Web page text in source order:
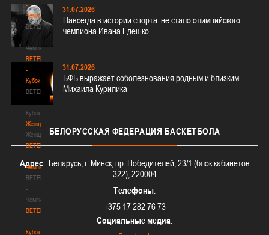
-
Чемпионат
BETERA
-
Чемпионат
BETERA
-
Кубок
BETERA
-
Кубок
Женщины
Женщины
BETERA
-
Чемпионат
BETERA
-
Чемпионат
BETERA
-
Кубок
31.07.2026
Навсегда в истории спорта: не стало олимпийского
чемпиона Ивана Едешко
31.07.2026
БФБ выражает соболезнования родным и близким
Михаила Курилика
БЕЛОРУССКАЯ ФЕДЕРАЦИЯ БАСКЕТБОЛА
Адрес: Беларусь, г. Минск, пр. Победителей, 23/1 (блок кабинетов
322), 220004
Телефоны:
+375 17 282 76 73
Социальные медиа: